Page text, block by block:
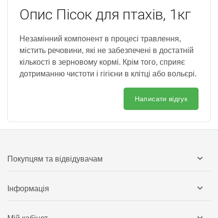
Опис Пісок для птахів, 1кг
Незамінний компонент в процесі травлення,
містить речовини, які не забезпечені в достатній
кількості в зерновому кормі. Крім того, сприяє
дотриманню чистоти і гігієни в клітці або вольєрі.
Написати відгук
Покупцям та відвідувачам
Інформація